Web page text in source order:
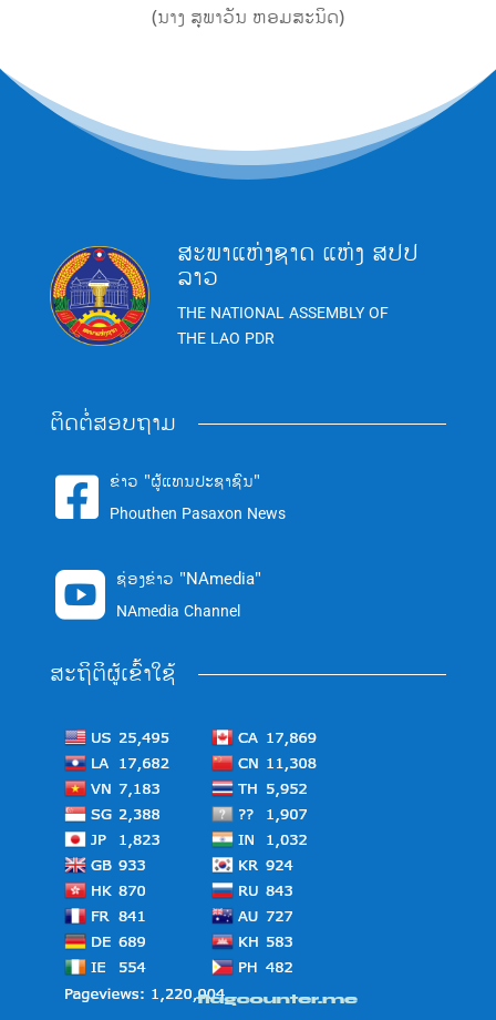
(ນາງ ສຸພາວັນ ຫອມສະນິດ)
ສະພາແຫ່ງຊາດ ແຫ່ງ ສປປ
ລາວ
THE NATIONAL ASSEMBLY OF
THE LAO PDR
ຕິດຕໍ່ສອບຖາມ
 ຂ່າວ "ຜູ້ແທນປະຊາຊົນ"
Phouthen Pasaxon News
 ຊ່ອງຂ່າວ "NAmedia"
NAmedia Channel
ສະຖິຕິຜູ້ເຂົ້າໃຊ້